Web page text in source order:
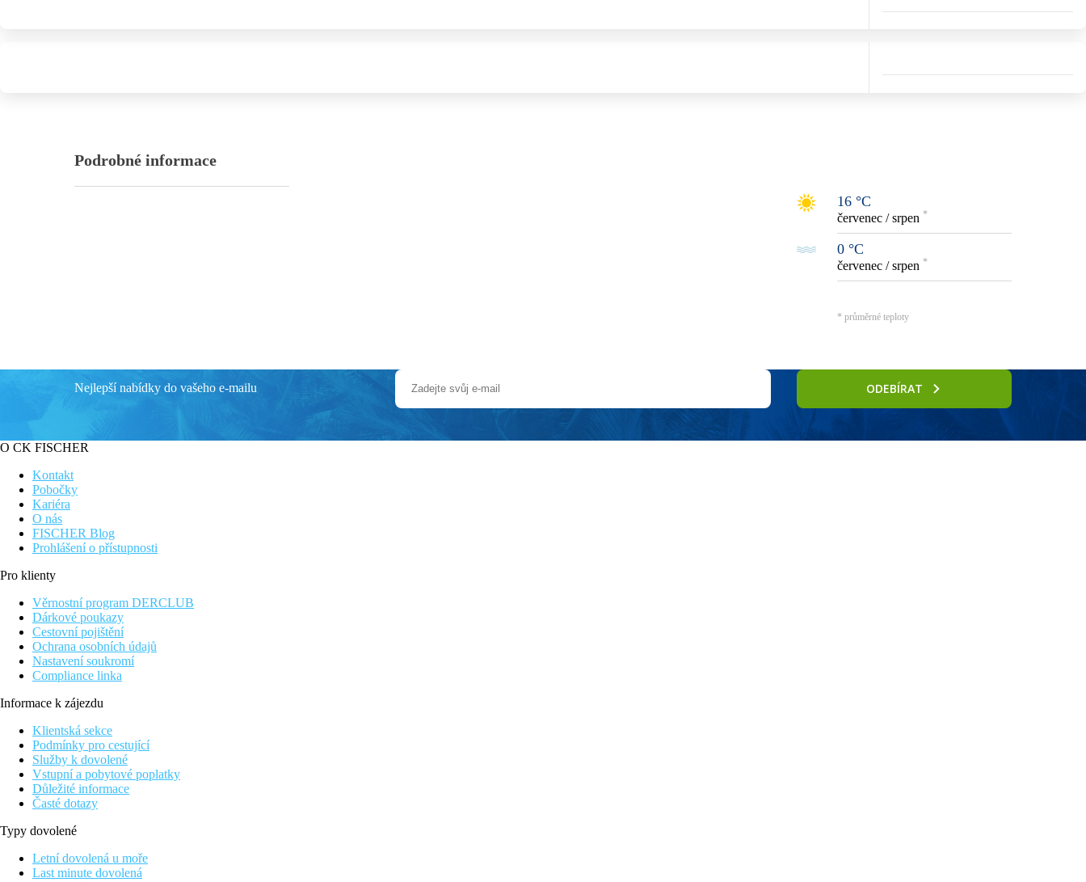
Podrobné informace
16 °C
červenec / srpen *
0 °C
červenec / srpen *
* průměrné teploty
Nejlepší nabídky do vašeho e-mailu ODEBÍRAT
O CK FISCHER
Kontakt
Pobočky
Kariéra
O nás
FISCHER Blog
Prohlášení o přístupnosti
Pro klienty
Věrnostní program DERCLUB
Dárkové poukazy
Cestovní pojištění
Ochrana osobních údajů
Nastavení soukromí
Compliance linka
Informace k zájezdu
Klientská sekce
Podmínky pro cestující
Služby k dovolené
Vstupní a pobytové poplatky
Důležité informace
Časté dotazy
Typy dovolené
Letní dovolená u moře
Last minute dovolená